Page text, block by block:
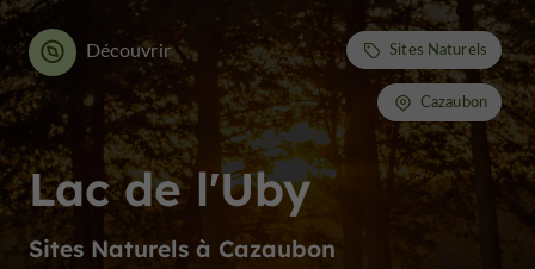
Lac de l'Uby
Sites Naturels à Cazaubon
Découvrir Sites Naturels
Cazaubon